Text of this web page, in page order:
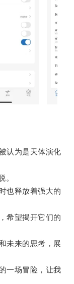
认为是天体演化
释放着强大的
望揭开它们的
来的思考，展
一场冒险，让我